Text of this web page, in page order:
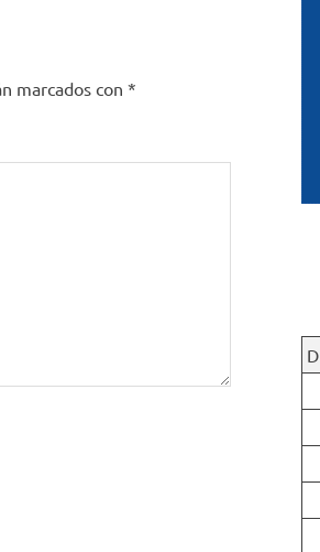
marcados con *
D